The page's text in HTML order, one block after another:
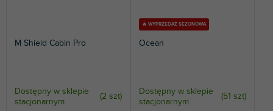
M Shield Cabin Pro
Dostępny w sklepie
stacjonarnym
(2 szt)
🔥 WYPRZEDAŻ SEZONOWA
Ocean
Dostępny w sklepie
stacjonarnym
(51 szt)